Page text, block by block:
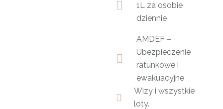
1L za osobie
dziennie
AMDEF –
Ubezpieczenie
ratunkowe i
ewakuacyjne
Wizy i wszystkie
loty.